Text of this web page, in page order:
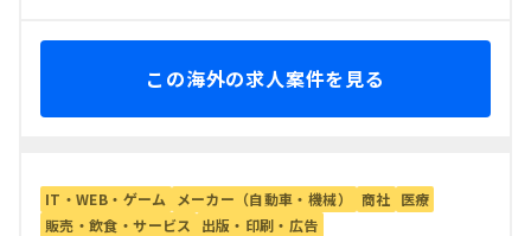
この海外の求人案件を見る
IT・WEB・ゲーム メーカー（自動車・機械） 商社 医療
販売・飲食・サービス
出版・印刷・広告